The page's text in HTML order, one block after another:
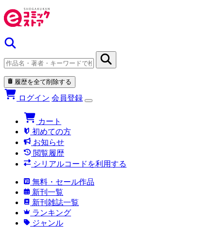
履歴を全て削除する
ログイン 会員登録
カート
初めての方
お知らせ
閲覧履歴
シリアルコードを利用する
無料・セール作品
新刊一覧
新刊雑誌一覧
ランキング
ジャンル